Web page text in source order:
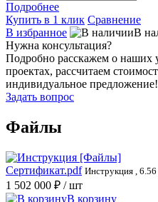
Подробнее
Купить в 1 клик Сравнение
В избранное
В
Нужна консультация?
Подробно расскажем о наших
проектах, рассчитаем
индивидуальное предложение!
Задать вопрос
Файлы
Сертификат.pdf Инструкция ,
1 502 000 ₽ / шт
В корзину